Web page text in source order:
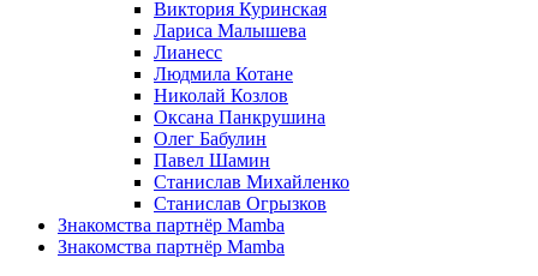
Виктория Куринская
Лариса Малышева
Лианесс
Людмила Котане
Николай Козлов
Оксана Панкрушина
Олег Бабулин
Павел Шамин
Станислав Михайленко
Станислав Огрызков
Знакомства партнёр Mamba
Знакомства партнёр Mamba